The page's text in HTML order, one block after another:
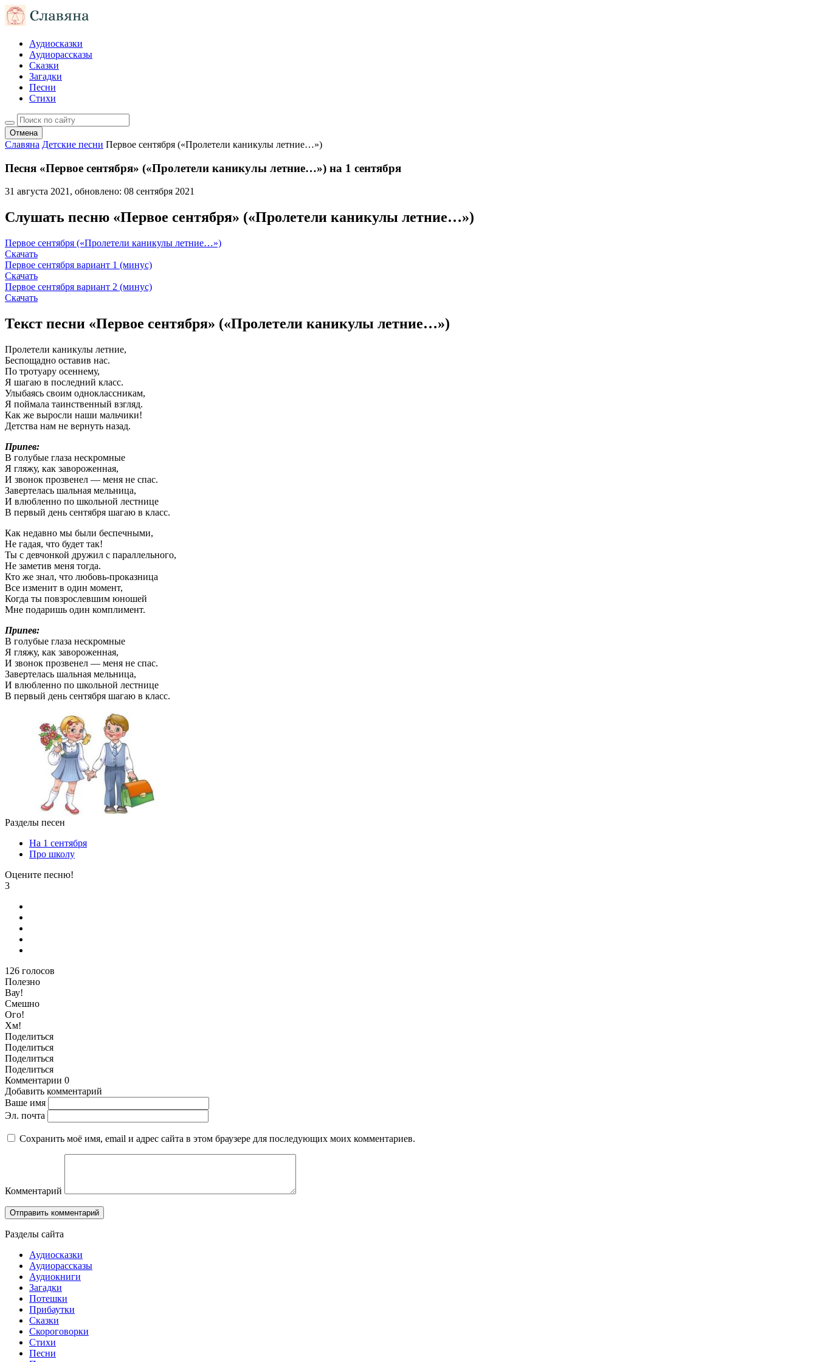
Аудиосказки
Аудиорассказы
Сказки
Загадки
Песни
Стихи
Отмена
Славяна Детские песни Первое сентября («Пролетели каникулы летние…»)
Песня «Первое сентября» («Пролетели каникулы летние…») на 1 сентября
31 августа 2021, обновлено: 08 сентября 2021
Слушать песню «Первое сентября» («Пролетели каникулы летние…»)
Первое сентября («Пролетели каникулы летние…»)
Скачать
Первое сентября вариант 1 (минус)
Скачать
Первое сентября вариант 2 (минус)
Скачать
Текст песни «Первое сентября» («Пролетели каникулы летние…»)
Пролетели каникулы летние,
Беспощадно оставив нас.
По тротуару осеннему,
Я шагаю в последний класс.
Улыбаясь своим одноклассникам,
Я поймала таинственный взгляд.
Как же выросли наши мальчики!
Детства нам не вернуть назад.
Припев:
В голубые глаза нескромные
Я гляжу, как завороженная,
И звонок прозвенел — меня не спас.
Завертелась шальная мельница,
И влюбленно по школьной лестнице
В первый день сентября шагаю в класс.
Как недавно мы были беспечными,
Не гадая, что будет так!
Ты с девчонкой дружил с параллельного,
Не заметив меня тогда.
Кто же знал, что любовь-проказница
Все изменит в один момент,
Когда ты повзрослевшим юношей
Мне подаришь один комплимент.
Припев:
В голубые глаза нескромные
Я гляжу, как завороженная,
И звонок прозвенел — меня не спас.
Завертелась шальная мельница,
И влюбленно по школьной лестнице
В первый день сентября шагаю в класс.
Разделы песен
На 1 сентября
Про школу
Оцените песню!
3
126 голосов
Полезно
Вау!
Смешно
Ого!
Хм!
Поделиться
Поделиться
Поделиться
Поделиться
Комментарии 0
Добавить комментарий
Ваше имя
Эл. почта
Сохранить моё имя, email и адрес сайта в этом браузере для последующих моих комментариев.
Комментарий
Разделы сайта
Аудиосказки
Аудиорассказы
Аудиокниги
Загадки
Потешки
Прибаутки
Сказки
Скороговорки
Стихи
Песни